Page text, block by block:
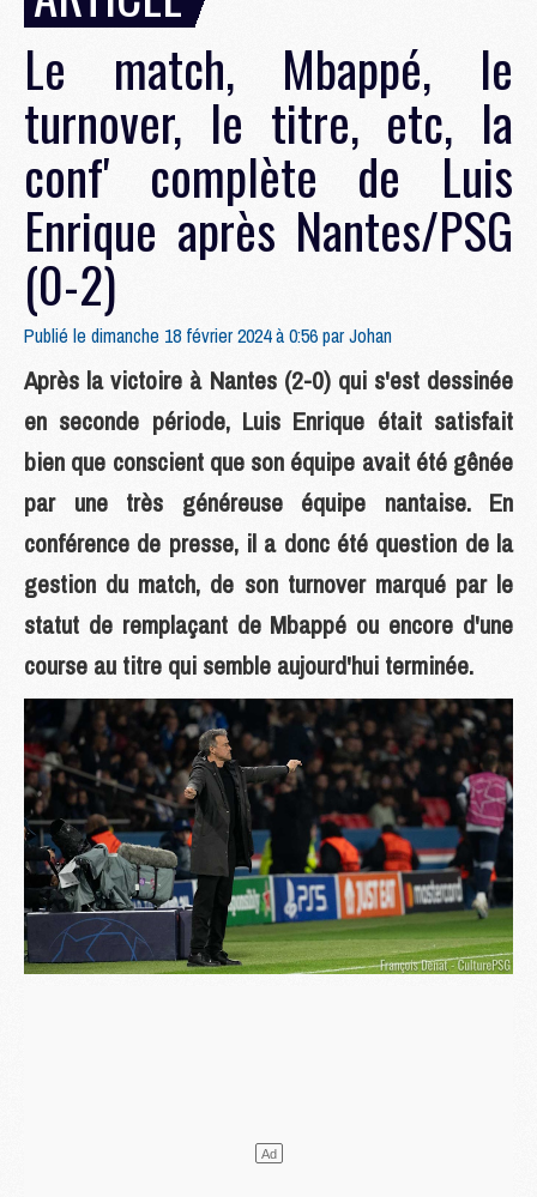
Le match, Mbappé, le
turnover, le titre, etc, la
conf' complète de Luis
Enrique après Nantes/PSG
(0-2)
Publié le dimanche 18 février 2024 à 0:56 parJohan
Après la victoire à Nantes (2-0) qui s'est dessinée
en seconde période, Luis Enrique était satisfait
bien que conscient que son équipe avait été gênée
par une très généreuse équipe nantaise. En
conférence de presse, il a donc été question de la
gestion du match, de son turnover marqué par le
statut de remplaçant de Mbappé ou encore d'une
course au titre qui semble aujourd'hui terminée.